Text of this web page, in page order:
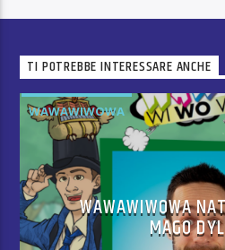
TI POTREBBE INTERESSARE ANCHE
WAWAWIWOWA
WAWAWIWOWA
MAGO